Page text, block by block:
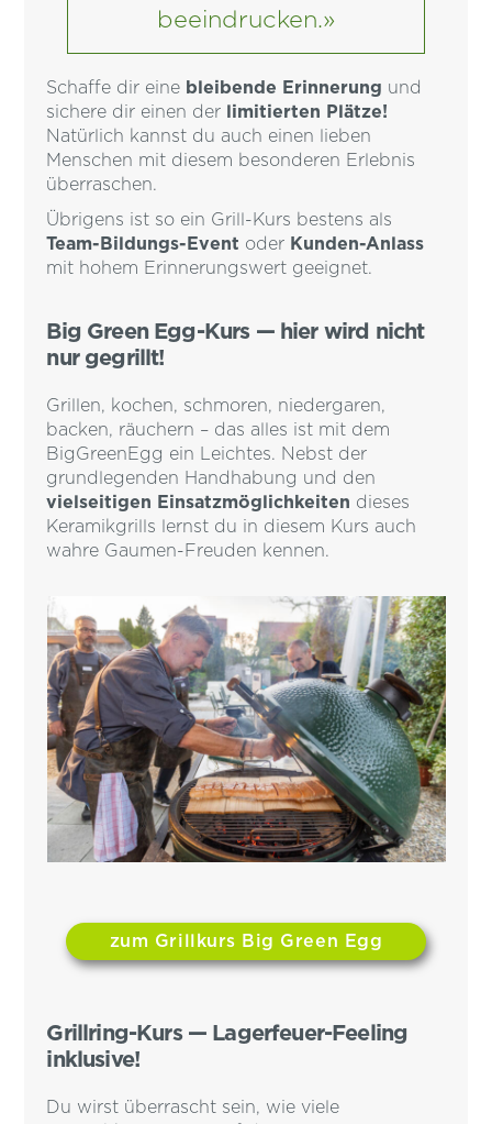
beeindrucken.»
Schaffe dir eine bleibende Erinnerung und
sichere dir einen der
limitierten Plätze!
Natürlich kannst du auch einen lieben
Menschen mit diesem besonderen Erlebnis
überraschen.
Übrigens ist so ein Grill-Kurs bestens als
Team-Bildungs-Event oder Kunden-Anlass
mit hohem Erinnerungswert geeignet.
Big Green Egg-Kurs — hier wird nicht
nur gegrillt!
Grillen, kochen, schmoren, niedergaren,
backen, räuchern – das alles ist mit dem
BigGreenEgg ein Leichtes. Nebst der
grundlegenden Handhabung und den
vielseitigen Einsatzmöglichkeiten dieses
Keramikgrills lernst du in diesem Kurs auch
wahre Gaumen-Freuden kennen.
zum Grillkurs Big Green Egg
Grillring-Kurs — Lagerfeuer-Feeling
inklusive!
Du wirst überrascht sein, wie viele